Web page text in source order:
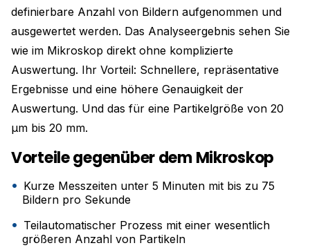
definierbare Anzahl von Bildern aufgenommen und
ausgewertet werden. Das Analyseergebnis sehen Sie
wie im Mikroskop direkt ohne komplizierte
Auswertung. Ihr Vorteil: Schnellere, repräsentative
Ergebnisse und eine höhere Genauigkeit der
Auswertung. Und das für eine Partikelgröße von 20
μm bis 20 mm.
Vorteile gegenüber dem Mikroskop
Kurze Messzeiten unter 5 Minuten mit bis zu 75
Bildern pro Sekunde
Teilautomatischer Prozess mit einer wesentlich
größeren Anzahl von Partikeln